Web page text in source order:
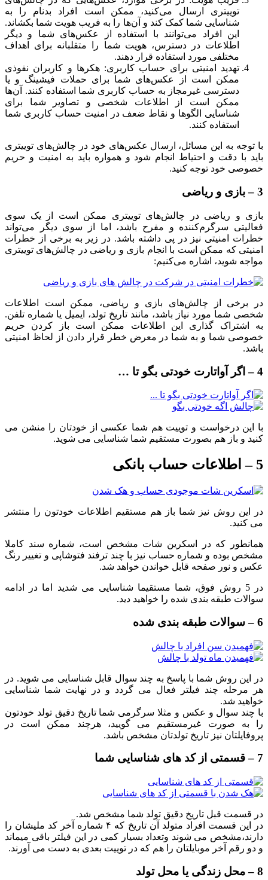
توییتری ارسال می‌کنید، ممکن است افراد بدنام را به
شناسایی شما کمک کند و آن‌ها را به فریب هویت شما بکشاند.
این افراد می‌توانند با استفاده از عکس‌های شما و دیگر
اطلاعات در دسترس، هویت شما را متقلبانه برای اهداف
مختلفی مورد استفاده قرار دهند.
تهدید امنیتی برای حساب کاربری: هکرها و کاربران نفوذی
ممکن است از عکس‌های شما برای حملات فیشینگ و یا
دسترسی غیرمجاز به حساب کاربری شما استفاده کنند. آن‌ها
ممکن است از اطلاعات شخصی و تصاویر شما برای
شناسایی الگوها و نقاط ضعف در امنیت حساب کاربری شما
استفاده کنند.
با توجه به این مسائل، ارسال عکس‌های خود در چالش‌های توییتری
باید با دقت و احتیاط انجام شود و همواره باید به امنیت و حریم
خصوصی خود توجه کنید.
3 – بازی و ریاضی
بازی و ریاضی در چالش‌های توییتری ممکن است از یک سوی
فعالیتی سرگرم‌کننده و مفرح باشد، اما از سوی دیگر می‌تواند
خطرات امنیتی نیز در پی داشته باشد. در زیر به برخی از خطرات
امنیتی که ممکن است با انجام بازی و ریاضی در چالش‌های توییتری
مواجه شوید، اشاره می‌کنیم:
در برخی از چالش‌های بازی و ریاضی، ممکن است اطلاعات
شخصی شما مورد نیاز باشد، مانند تاریخ تولد، ایمیل یا شماره تلفن.
به اشتراک گذاری این اطلاعات ممکن است باز کردن حریم
خصوصی شما و به شما در معرض خطر قرار دادن از لحاظ امنیتی
باشد.
4 – اگر آواتارت خودتی بگو تا …
با این درخواست و توییت هم شما عکسی از خودتان را منشن می
کنید و باز هم بصورت مستقیم شما شناسایی می شوید.
5 – اطلاعات حساب بانکی
در این روش نیز شما باز هم مستقیم اطلاعات خودتون را منتشر
می کنید.
همانطور که در اسکرین شات مشخص است، شماره سند کاملا
مشخص بوده و شماره حساب نیز با چند ترفند فتوشاپی و تغییر رنگ
عکس و نور صفحه قابل خواندن خواهد شد.
در 5 روش فوق، شما مستقیما شناسایی می شدید اما در ادامه
سوالات طبقه بندی شده را خواهید دید.
6 – سوالات طبقه بندی شده
در این روش شما با پاسخ به چند سوال قابل شناسایی می شوید. در
هر مرحله چند فیلتر فعال می گردد و در نهایت شما شناسایی
خواهید شد.
با چند سوال و عکس و مثلا سرگرمی شما تاریخ دقیق تولد خودتون
را به صورت غیرمستقیم می گویید، هرچند ممکن است در
پروفایلتان نیز تاریخ تولدتان مشخص باشد.
7 – قسمتی از کد های شناسایی شما
در قسمت قبل تاریخ دقیق تولد شما مشخص شد.
در این قسمت افراد متولد آن تاریخ که ۴ شماره آخر کد ملیشان را
دارند،مشخص می شوند وتعداد بسیار کمی در این فیلتر باقی میماند
و دو رقم آخر موبایلتان را هم که در توییت بعدی به دست می آورند.
8 – محل زندگی یا محل تولد